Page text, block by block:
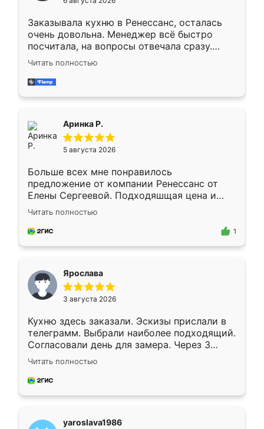
мебели буду заказывать только здесь.
Заказывала кухню в Ренессанс, осталась
очень довольна. Менеджер всё быстро
посчитала, на вопросы отвечала сразу.
Замерщик приехал в субботу, подошёл к
делу со всей ответственностью. Собрали
за день, ребята работали аккуратно, даже
Читать полностью
Аринка Р.
5 августа 2026
Больше всех мне понравилось
предложение от компании Ренессанс от
Елены Сергеевой. Подходяшщая цена и
короткие сроки изготовления. Приехавший
для замера сотрудник Владислав
предложил по моему эскизу самый
Читать полностью
1
Ярослава
3 августа 2026
Кухню здесь заказали. Эскизы прислали в
телеграмм. Выбрали наиболее подходящий.
Согласовали день для замера. Через 3
недели кухня была уже готова. Остались
довольны работой. Спасибо Ренессанс
мебель за качественную работу!
Читать полностью
yaroslava1986